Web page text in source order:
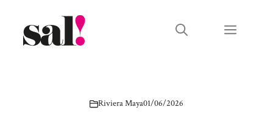
contenido
Menú
Riviera Maya01/06/2026